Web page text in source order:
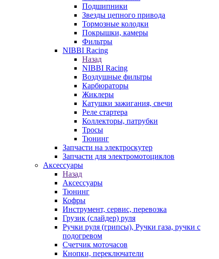
Подшипники
Звезды цепного привода
Тормозные колодки
Покрышки, камеры
Фильтры
NIBBI Racing
Назад
NIBBI Racing
Воздушные фильтры
Карбюраторы
Жиклеры
Катушки зажигания, свечи
Реле стартера
Коллекторы, патрубки
Тросы
Тюнинг
Запчасти на электроскутер
Запчасти для электромотоциклов
Аксессуары
Назад
Аксессуары
Тюнинг
Кофры
Инструмент, сервис, перевозка
Грузик (слайдер) руля
Ручки руля (грипсы), Ручки газа, ручки с
подогревом
Счетчик моточасов
Кнопки, переключатели